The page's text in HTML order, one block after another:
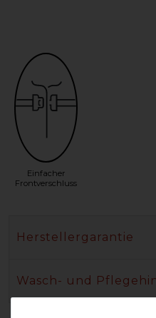
Einfacher
Frontverschluss
Herstellergarantie
Wasch- und